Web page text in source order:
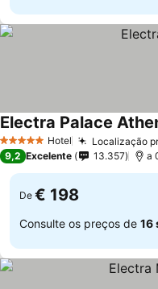
5 Estrelas Hotel Localização
Electra Palace
9,2 Excelente 13.357 a
De € 198
Consulte os preços de 16